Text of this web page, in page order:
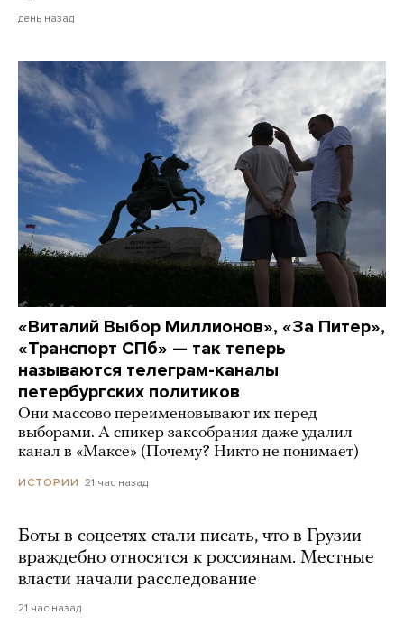
день назад
«Виталий Выбор Миллионов», «За Питер»,
«Транспорт СПб» — так теперь
называются телеграм-каналы
петербургских политиков
Они массово переименовывают их перед
выборами. А спикер заксобрания даже удалил
канал в «Максе» (Почему? Никто не понимает)
ИСТОРИИ 21 час назад
Боты в соцсетях стали писать, что в Грузии
враждебно относятся к россиянам. Местные
власти начали расследование
21 час назад